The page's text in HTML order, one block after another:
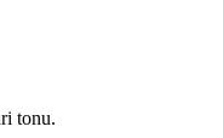
tonu.